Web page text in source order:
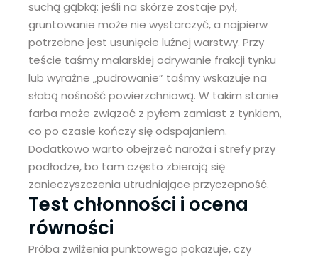
suchą gąbką: jeśli na skórze zostaje pył,
gruntowanie może nie wystarczyć, a najpierw
potrzebne jest usunięcie luźnej warstwy. Przy
teście taśmy malarskiej odrywanie frakcji tynku
lub wyraźne „pudrowanie” taśmy wskazuje na
słabą nośność powierzchniową. W takim stanie
farba może związać z pyłem zamiast z tynkiem,
co po czasie kończy się odspajaniem.
Dodatkowo warto obejrzeć naroża i strefy przy
podłodze, bo tam często zbierają się
zanieczyszczenia utrudniające przyczepność.
Test chłonności i ocena
równości
Próba zwilżenia punktowego pokazuje, czy